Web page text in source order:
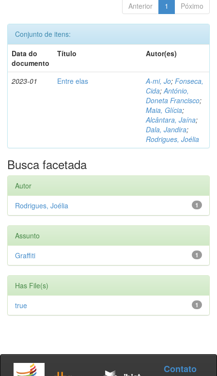
Anterior 1 Póximo
Conjunto de itens:
Data do
documento
Título Autor(es)
2023-01 Entre elas A-mi, Jo; Fonseca,
Cida;António,
Doneta Francisco;
Maia, Glícia;
Alcântara, Jaína;
Dala, Jandira;
Rodrigues, Joélia
Busca facetada
Autor
1
Rodrigues, Joélia
Assunto
1
Graffiti
Has File(s)
1
true
Contato